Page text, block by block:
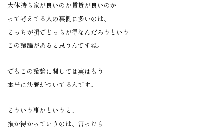
大体持ち家が良いのか賃貸が良いのか
って考えてる人の裏側に多いのは、
どっちが損でどっちが得なんだろうという
この議論があると思うんですね。
でもこの議論に関しては実はもう
本当に決着がついてるんです。
どういう事かというと、
損か得かっていうのは、言ったら